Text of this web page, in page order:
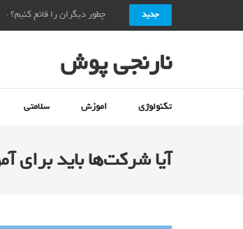
جدید چطور دیگران را قانع کنیم؟ + ۱۰ راز قانع کردن دیگران_نارنجی پوش
نارنجی پوش
تکنولوژی اموزش سلامتی
آیا شرکت‌ها باید برای